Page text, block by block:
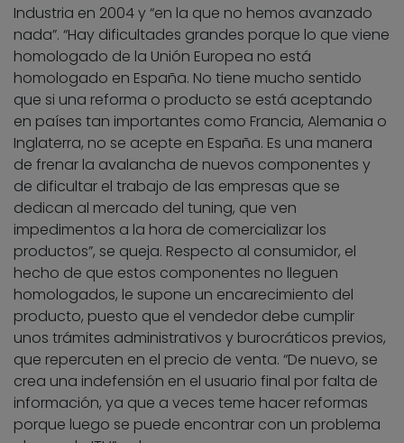
Industria en 2004 y “en la que no hemos avanzado
nada”. “Hay dificultades grandes porque lo que viene
homologado de la Unión Europea no está
homologado en España. No tiene mucho sentido
que si una reforma o producto se está aceptando
en países tan importantes como Francia, Alemania o
Inglaterra, no se acepte en España. Es una manera
de frenar la avalancha de nuevos componentes y
de dificultar el trabajo de las empresas que se
dedican al mercado del tuning, que ven
impedimentos a la hora de comercializar los
productos”, se queja. Respecto al consumidor, el
hecho de que estos componentes no lleguen
homologados, le supone un encarecimiento del
producto, puesto que el vendedor debe cumplir
unos trámites administrativos y burocráticos previos,
que repercuten en el precio de venta. “De nuevo, se
crea una indefensión en el usuario final por falta de
información, ya que a veces teme hacer reformas
porque luego se puede encontrar con un problema